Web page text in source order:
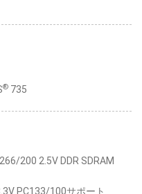
® 735
200 2.5V DDR SDRAM
PC133/100サポート